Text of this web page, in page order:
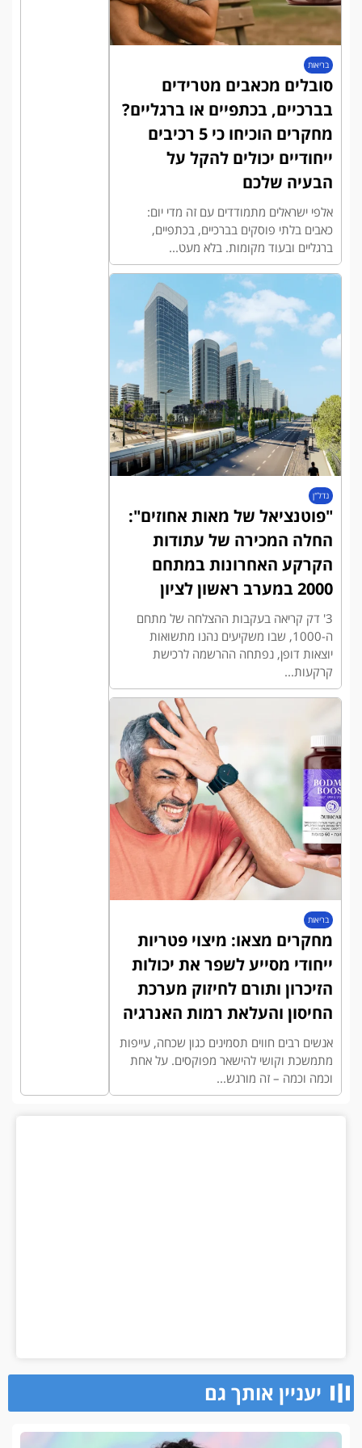
בריאות
סובלים מכאבים מטרידים
בברכיים, בכתפיים או ברגליים?
מחקרים הוכיחו כי 5 רכיבים
ייחודיים יכולים להקל על
הבעיה שלכם
אלפי ישראלים מתמודדים עם זה מדי יום:
כאבים בלתי פוסקים בברכיים, בכתפיים,
ברגליים ובעוד מקומות. בלא מעט...
נדל"ן
"פוטנציאל של מאות אחוזים":
החלה המכירה של עתודות
הקרקע האחרונות במתחם
2000 במערב ראשון לציון
3' דק קריאה בעקבות ההצלחה של מתחם
ה-1000, שבו משקיעים נהנו מתשואות
יוצאות דופן, נפתחה ההרשמה לרכישת
קרקעות...
בריאות
מחקרים מצאו: מיצוי פטריות
ייחודי מסייע לשפר את יכולות
הזיכרון ותורם לחיזוק מערכת
החיסון והעלאת רמות האנרגיה
אנשים רבים חווים תסמינים כגון שכחה, עייפות
מתמשכת וקושי להישאר מפוקסים. על אחת
וכמה וכמה – זה מורגש...
יעניין אותך גם